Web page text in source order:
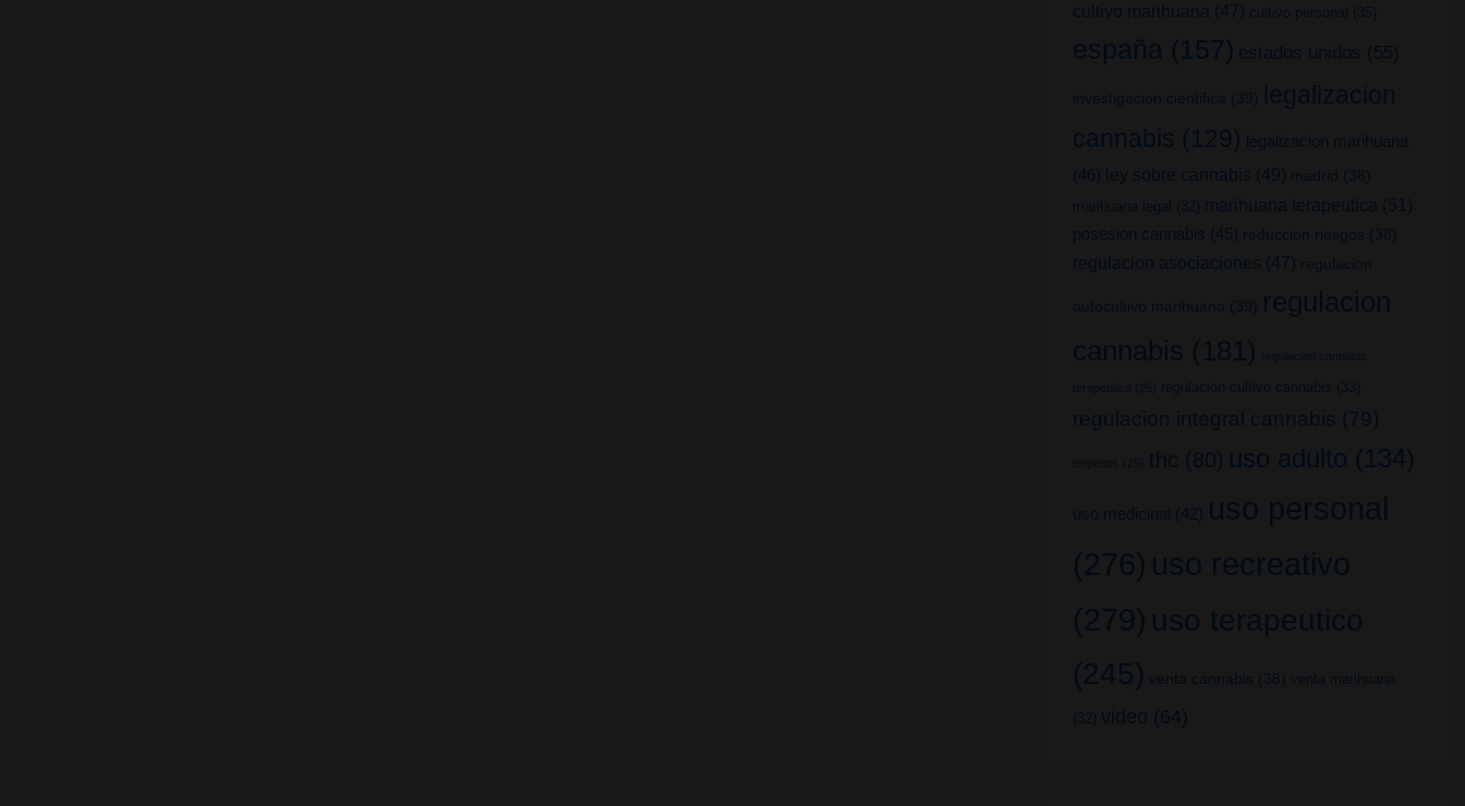
cultivo marihuana (47) cultivo personal (35)
españa (157) estados unidos (55)
investigacion cientifica (39)
legalizacion
cannabis (129) legalizacion marihuana
(46) ley sobre cannabis (49) madrid (38)
marihuana legal (32) marihuana terapeutica (51)
posesion cannabis (45) reduccion riesgos (38)
regulacion asociaciones (47) regulacion
autocultivo marihuana (39)
regulacion
cannabis (181) regulacion cannabis
terapeutico (25) regulacion cultivo cannabis (33)
regulacion integral cannabis (79)
terpenos (25) thc (80) uso adulto (134)
uso medicinal (42) uso personal
(276) uso recreativo
(279) uso terapeutico
(245) venta cannabis (38) venta marihuana
(32) video (64)